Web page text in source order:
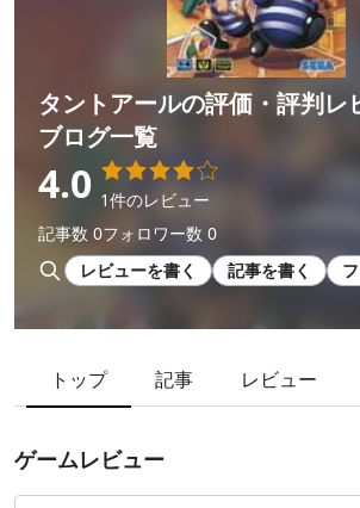
タントアールの評価・評判レ
ブログ一覧
4.0 1件のレビュー
記事数 0フォロワー数 0
レビューを書く
記事を書く
トップ 記事 レビュー
ゲームレビュー